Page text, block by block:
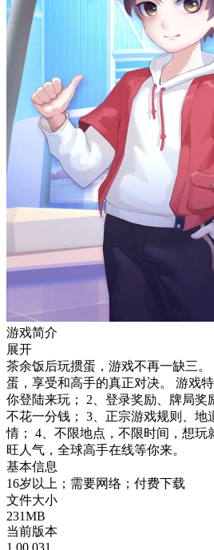
游戏简介
展开
茶余饭后玩掼蛋，游戏不再一缺三
蛋，享受和高手的真正对决。 游戏
你登陆来玩； 2、登录奖励、牌局奖
不花一分钱； 3、正宗游戏规则、地
情； 4、不限地点，不限时间，想玩
旺人气，全球高手在线等你来。
基本信息
16岁以上；需要网络；付费下载
文件大小
231MB
当前版本
1.00.031